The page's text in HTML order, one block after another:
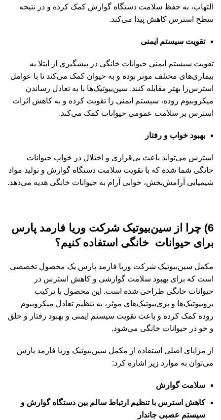
التهاب، به حفظ سلامت دستگاه گوارش کمک کرده و در نتیجه
سطح استرس کاهش پیدا می‌کند.
تقویت سیستم ایمنی
تقویت سیستم ایمنی حیوانات خانگی در پیشگیری از ابتلا به
بیماری‌های مختلف موثر بوده و به حیوان کمک می‌کند تا با عوامل
استرس‌زا بهتر مقابله کنند. سین‌بیوتیک‌ها با به تعادل رساندن
میکروبیوم روده، سیستم ایمنی را تقویت کرده و به کاهش اثرات
استرس بر سلامت عمومی حیوانات کمک می‌کند.
بهبود خواب و رفتار
استرس می‌تواند باعث بی‌قراری و اختلال در خواب حیوانات
خانگی شما شده که با تقویت سلامت دستگاه گوارش و تولید مواد
شیمیایی آرامش‌بخش، خوابی آرام به حیوانات خانگی هدیه می‌دهد.
6) چرا از سین‌بیوتیک شرکت وریا فارمد پارس
برای حیوانات خانگی استفاده کنیم؟
مکمل سین‌بیوتیک شرکت وریا فارمد پارس یک محصول تخصصی
است که برای بهبود سلامت گوارشی و کاهش استرس در
حیوانات خانگی طراحی شده است. این محصول با ترکیب
پروبیوتیک‌ها و پری‌بیوتیک‌های موثر، به تنظیم تعادل میکروبیوم
روده کمک کرده و باعث تقویت سیستم ایمنی و بهبود رفتار و خلق
و خو در حیوانات خانگی می‌شود.
از مزایای اصلی استفاده از مکمل سین‌بیوتیک وریا فارمد پارس
می‌توان به موارد زیر اشاره کرد:
سلامت گوارش
کاهش استرس با تنظیم ارتباط سالم بین دستگاه گوارش و
سیستم عصبی جاندار